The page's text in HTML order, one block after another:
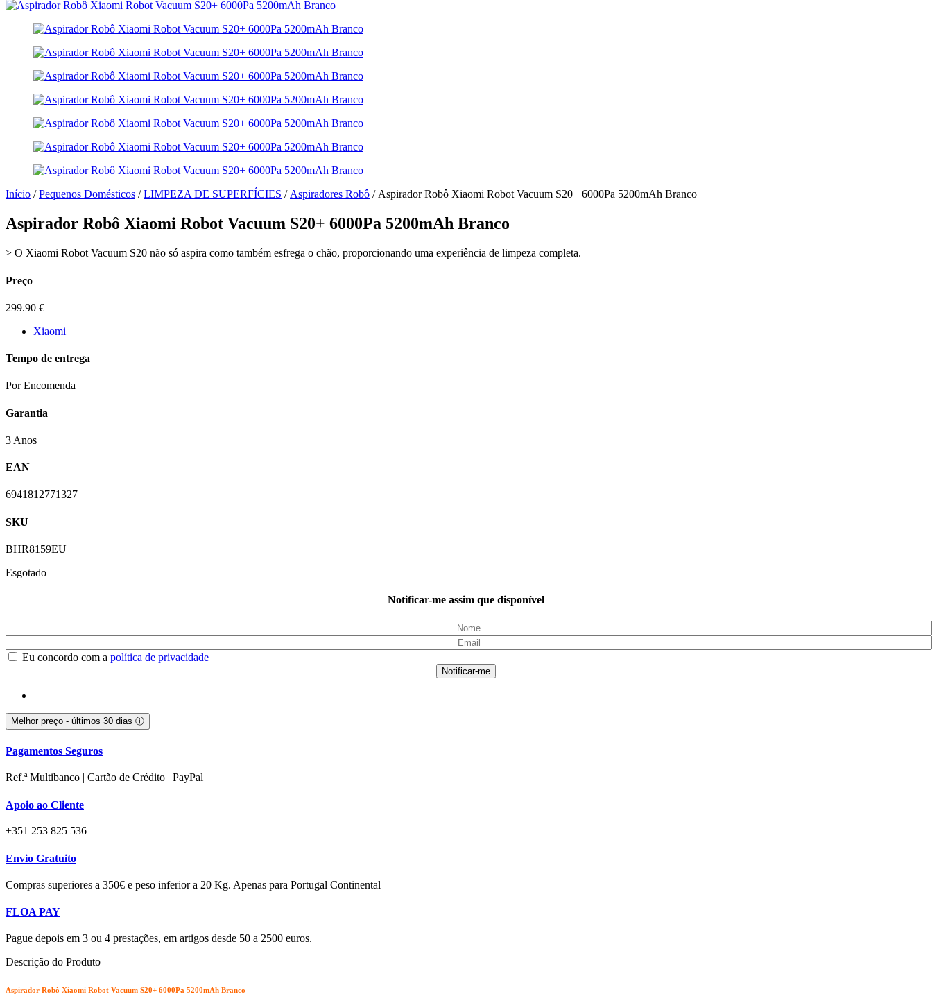
Início /Pequenos Domésticos /LIMPEZA DE SUPERFÍCIES /Aspiradores Robô / Aspirador Robô Xiaomi Robot Vacuum S20+ 6000Pa 5200mAh Branco
Aspirador Robô Xiaomi Robot Vacuum S20+ 6000Pa 5200mAh Branco
> O Xiaomi Robot Vacuum S20 não só aspira como também esfrega o chão, proporcionando uma experiência de limpeza completa.
Preço
299.90 €
Xiaomi
Tempo de entrega
Por Encomenda
Garantia
3 Anos
EAN
6941812771327
SKU
BHR8159EU
Esgotado
Notificar-me assim que disponível
Eu concordo com a política de privacidade
Melhor preço - últimos 30 dias ⓘ
Pagamentos Seguros
Ref.ª Multibanco | Cartão de Crédito | PayPal
Apoio ao Cliente
+351 253 825 536
Envio Gratuito
Compras superiores a 350€ e peso inferior a 20 Kg. Apenas para Portugal Continental
FLOA PAY
Pague depois em 3 ou 4 prestações, em artigos desde 50 a 2500 euros.
Descrição do Produto
Aspirador Robô Xiaomi Robot Vacuum S20+ 6000Pa 5200mAh Branco